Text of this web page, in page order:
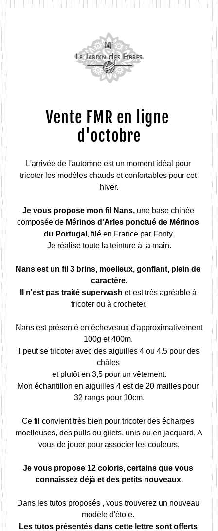
Vente FMR en ligne
d'octobre
L'arrivée de l'automne est un moment idéal pour
tricoter les modèles chauds et confortables pour cet
hiver.
Je vous propose mon fil Nans, une base chinée
composée de Mérinos d'Arles ponctué de Mérinos
du Portugal , filé en France par Fonty.
Je réalise toute la teinture à la main.
Nans est un fil 3 brins, moelleux, gonflant, plein de
caractère.
Il n'est pas traité superwash et est très agréable à
tricoter ou à crocheter.
Nans est présenté en écheveaux d'approximativement
100g et 400m.
Il peut se tricoter avec des aiguilles 4 ou 4,5 pour des
châles
et plutôt en 3,5 pour un vêtement.
Mon échantillon en aiguilles 4 est de 20 mailles pour
32 rangs pour 10cm.
Ce fil convient très bien pour tricoter des écharpes
moelleuses, des pulls ou gilets, unis ou en jacquard. A
vous de jouer pour associer les couleurs.
Je vous propose 12 coloris, certains que vous
connaissez déjà et des petits nouveaux.
Dans les tutos proposés , vous trouverez un nouveau
modèle d'étole.
Les tutos présentés dans cette lettre sont offerts